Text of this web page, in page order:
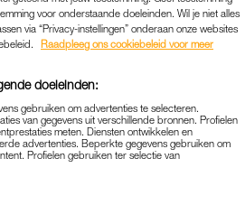
voor onderstaande doeleinden. Wil je niet alles
via “Privacy-instellingen” onderaan onze websites
Raadpleeg ons cookiebeleid voor meer
doeleinden:
gebruiken om advertenties te selecteren.
van gegevens uit verschillende bronnen. Profielen
meten. Diensten ontwikkelen en
advertenties. Beperkte gegevens gebruiken om
Profielen gebruiken ter selectie van